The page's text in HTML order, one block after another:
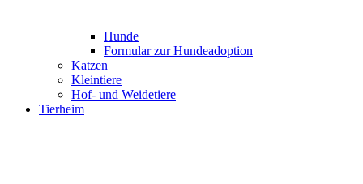
Hunde
Formular zur Hundeadoption
Katzen
Kleintiere
Hof- und Weidetiere
Tierheim